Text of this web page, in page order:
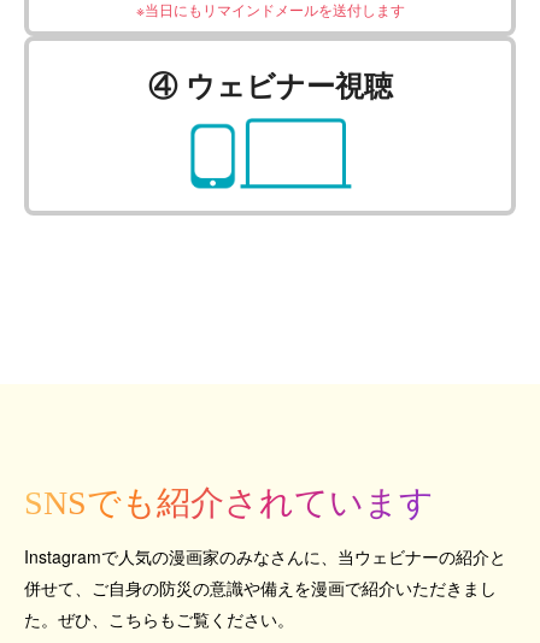
※当日にもリマインドメールを送付します
④ ウェビナー視聴
SNSでも紹介されています
Instagramで人気の漫画家のみなさんに、当ウェビナーの紹介と
併せて、ご自身の防災の意識や備えを漫画で紹介いただきまし
た。ぜひ、こちらもご覧ください。